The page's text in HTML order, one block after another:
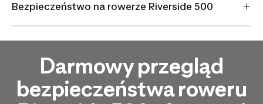
Bezpieczeństwo na rowerze Riverside 500
Darmowy przegląd
bezpieczeństwa roweru